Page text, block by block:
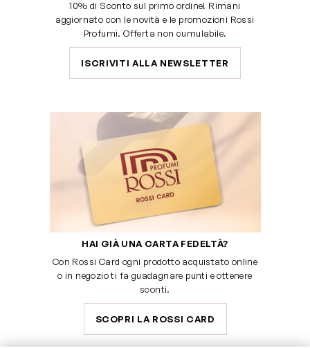
10% di Sconto sul primo ordine! Rimani
aggiornato con le novità e le promozioni Rossi
Profumi. Offerta non cumulabile.
ISCRIVITI ALLA NEWSLETTER
HAI GIÀ UNA CARTA FEDELTÀ?
Con Rossi Card ogni prodotto acquistato online
o in negozio ti fa guadagnare punti e ottenere
sconti.
SCOPRI LA ROSSI CARD